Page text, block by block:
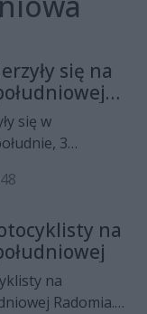
się na
się w
3
Do szpitala
na
na
Radomia.